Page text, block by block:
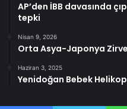
AP’den İBB davasında
tepki
Nisan 9, 2026
Orta Asya-Japonya
Haziran 3, 2025
Yenidoğan Bebek